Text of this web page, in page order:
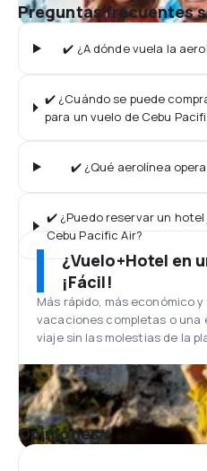
Preguntas frecuentes
✔️ ¿A dónde vuela la
✔️ ¿Cuándo se puede
para un vuelo de Cebu
✔️ ¿Qué aerolínea
✔️ ¿Puedo reservar un
Cebu Pacific Air?
¿Vuelo+Hotel en
¡Fácil!
Más rápido, más económico
vacaciones completas o
viaje sin las molestias de la
Opiniones